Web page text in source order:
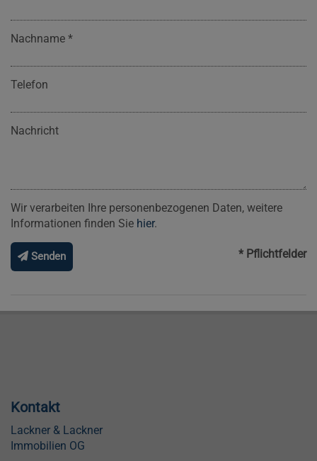
Nachname
Telefon
Nachricht
Wir verarbeiten Ihre personenbezogenen Daten, weitere
Informationen finden Sie hier.
Senden * Pflichtfelder
Kontakt
Lackner & Lackner
Immobilien OG